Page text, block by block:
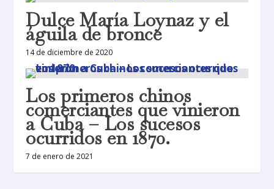
Dulce María Loynaz y el
águila de bronce
14 de diciembre de 2020
Los primeros chinos
comerciantes que vinieron
a Cuba – Los sucesos
ocurridos en 1870.
7 de enero de 2021